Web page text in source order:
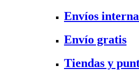
Envíos
Envío gratis
Tiendas y